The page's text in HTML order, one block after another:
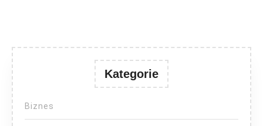
Kategorie
Biznes